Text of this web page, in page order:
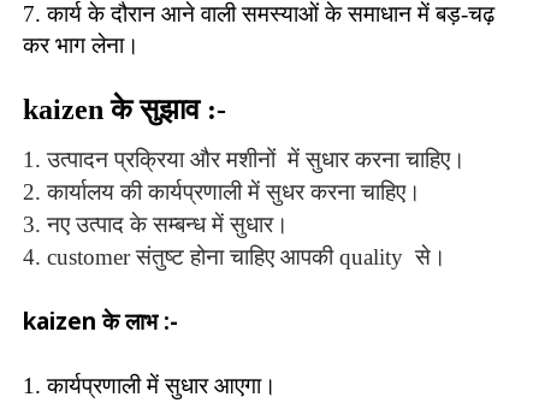
7. कार्य के दौरान आने वाली समस्याओं के समाधान में बड़-चढ़
कर भाग लेना।
kaizen के सुझाव :-
1. उत्पादन प्रक्रिया और मशीनों में सुधार करना चाहिए।
2. कार्यालय की कार्यप्रणाली में सुधर करना चाहिए।
3. नए उत्पाद के सम्बन्ध में सुधार।
4. customer संतुष्ट होना चाहिए आपकी quality से।
kaizen के लाभ :-
1. कार्यप्रणाली में सुधार आएगा।